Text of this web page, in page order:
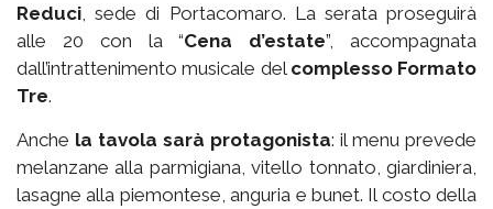
Reduci , sede di Portacomaro. La serata proseguirà
alle 20 con la “Cena d’estate”, accompagnata
dall’intrattenimento musicale del complesso Formato
Tre.
Anche la tavola sarà protagonista: il menu prevede
melanzane alla parmigiana, vitello tonnato, giardiniera,
lasagne alla piemontese, anguria e bunet. Il costo della